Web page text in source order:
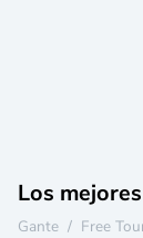
Los
Gante / Free